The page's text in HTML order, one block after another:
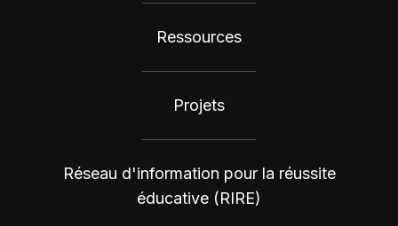
Ressources
Projets
Réseau d'information pour la réussite
éducative (RIRE)